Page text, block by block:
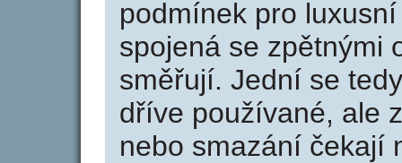
podmínek pro
spojená se zpětnými
směřují. Jední se
dříve používané, ale
nebo smazání čekají